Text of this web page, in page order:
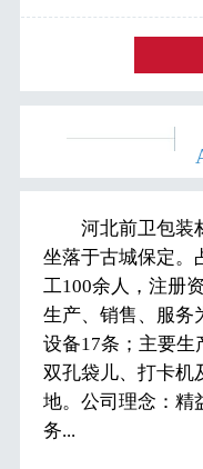
河北前卫包装
坐落于古城保定。
工100余人，注册
生产、销售、服务
设备17条；主要生
双孔袋儿、打卡机
地。公司理念：精
务...